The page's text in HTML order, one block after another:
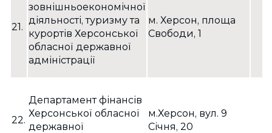
21.
зовнішньоекономічної
діяльності, туризму та
курортів Херсонської
обласної державної
адміністрації
м. Херсон, площа
Свободи, 1
22.
Департамент фінансів
Херсонської обласної
державної
м.Херсон, вул. 9
Січня, 20